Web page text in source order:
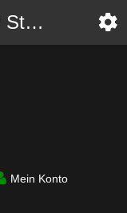
Mein Konto
Motorsteuergerät ECU Steuergerät